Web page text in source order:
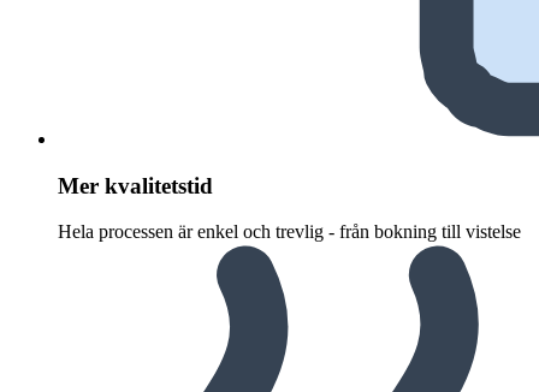
Mer kvalitetstid
Hela processen är enkel och trevlig - från bokning till vistelse